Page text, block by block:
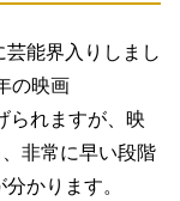
能界入りしまし
の映画
られますが、映
非常に早い段階
かります。